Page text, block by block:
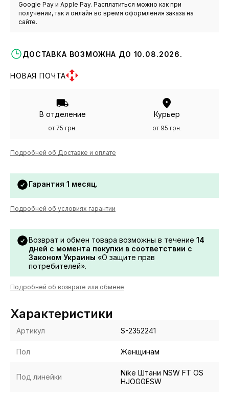
Google Pay и Apple Pay. Расплатиться можно как при
получении, так и онлайн во время оформления заказа на
сайте.
ДОСТАВКА ВОЗМОЖНА ДО 10.08.2026.
НОВАЯ ПОЧТА
В отделение
от 75 грн.
Курьер
от 95 грн.
Подробней об Доставке и оплате
Гарантия 1 месяц.
Подробней об условиях гарантии
Возврат и обмен товара возможны в течение 14
дней с момента покупки в соответствии с
Законом Украины «О защите прав
потребителей».
Подробней об возврате или обмене
Характеристики
Артикул S-2352241
Пол Женщинам
Под линейки
Nike Штани NSW FT OS
HJOGGESW